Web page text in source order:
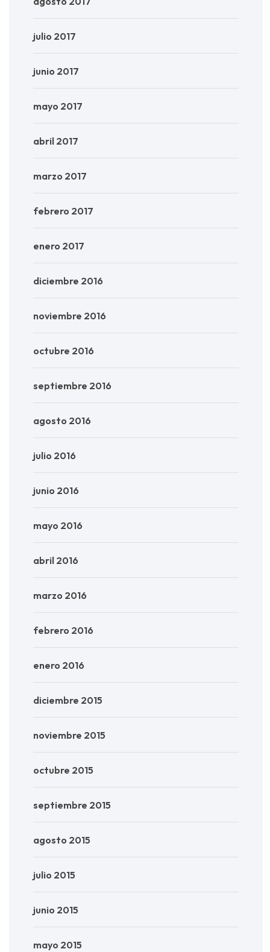
julio 2017
junio 2017
mayo 2017
abril 2017
marzo 2017
febrero 2017
enero 2017
diciembre 2016
noviembre 2016
octubre 2016
septiembre 2016
agosto 2016
julio 2016
junio 2016
mayo 2016
abril 2016
marzo 2016
febrero 2016
enero 2016
diciembre 2015
noviembre 2015
octubre 2015
septiembre 2015
agosto 2015
julio 2015
junio 2015
mayo 2015